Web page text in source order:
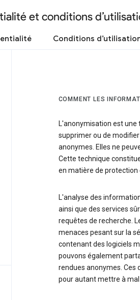
et conditions
Conditions
COMMENT LES
L'anonymisation est
supprimer ou de
anonymes. Elles ne
Cette technique
en matière de protection
L'analyse des
ainsi que des services
requêtes de recherche.
menaces pesant sur la
contenant des logiciels
pouvons également
rendues anonymes. Ces
pour autant mettre à